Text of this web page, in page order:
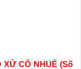
XỨ CỔ NHUẾ (Số